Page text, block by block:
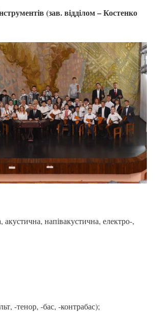
(зав. відділом – Костенко
акустична, напівакустична, електро-,
-тенор, -бас, -контрабас);